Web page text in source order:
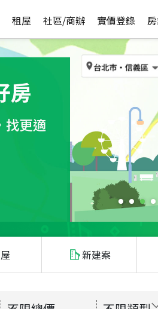
租屋 社區/商辦 實價登錄
新建案